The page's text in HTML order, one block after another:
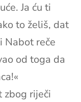
Ja ću ti
to želiš, dat
Nabot reče
od toga da
zbog riječi